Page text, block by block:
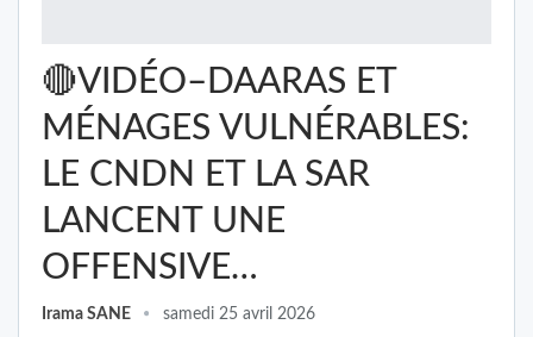
🔴VIDÉO–DAARAS ET
MÉNAGES VULNÉRABLES:
LE CNDN ET LA SAR
LANCENT UNE
OFFENSIVE…
Irama SANE samedi 25 avril 2026